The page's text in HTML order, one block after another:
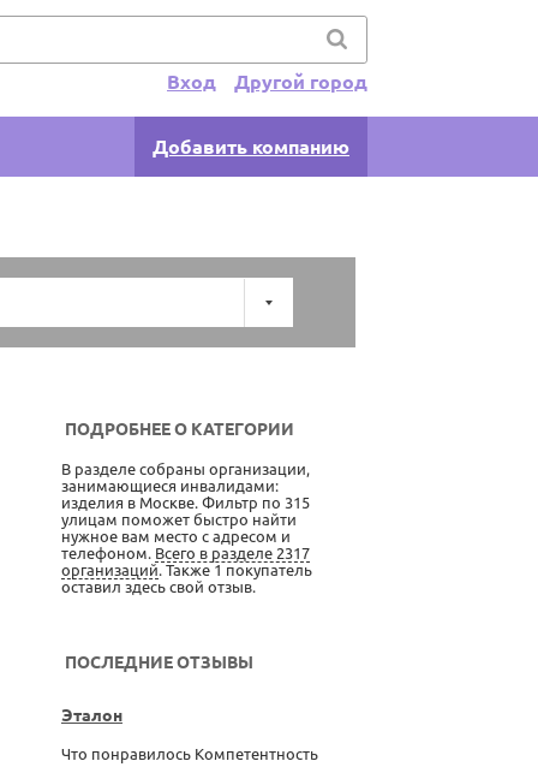
Другой город
Вход
Добавить компанию
ПОДРОБНЕЕ О КАТЕГОРИИ
В разделе собраны организации,
занимающиеся инвалидами:
изделия в Москве. Фильтр по 315
улицам поможет быстро найти
нужное вам место с адресом и
телефоном. Всего в разделе 2317
организаций. Также 1 покупатель
оставил здесь свой отзыв.
ПОСЛЕДНИЕ ОТЗЫВЫ
Эталон
Что понравилось Компетентность